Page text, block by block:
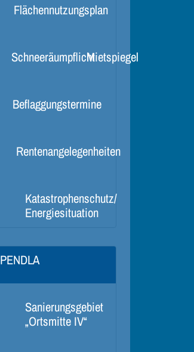
Flächennutzungsplan
SchneeräumpflichtMietspiegel
Beflaggungstermine
Rentenangelegenheiten
Katastrophenschutz/
Energiesituation
PENDLA
Sanierungsgebiet
„Ortsmitte IV“